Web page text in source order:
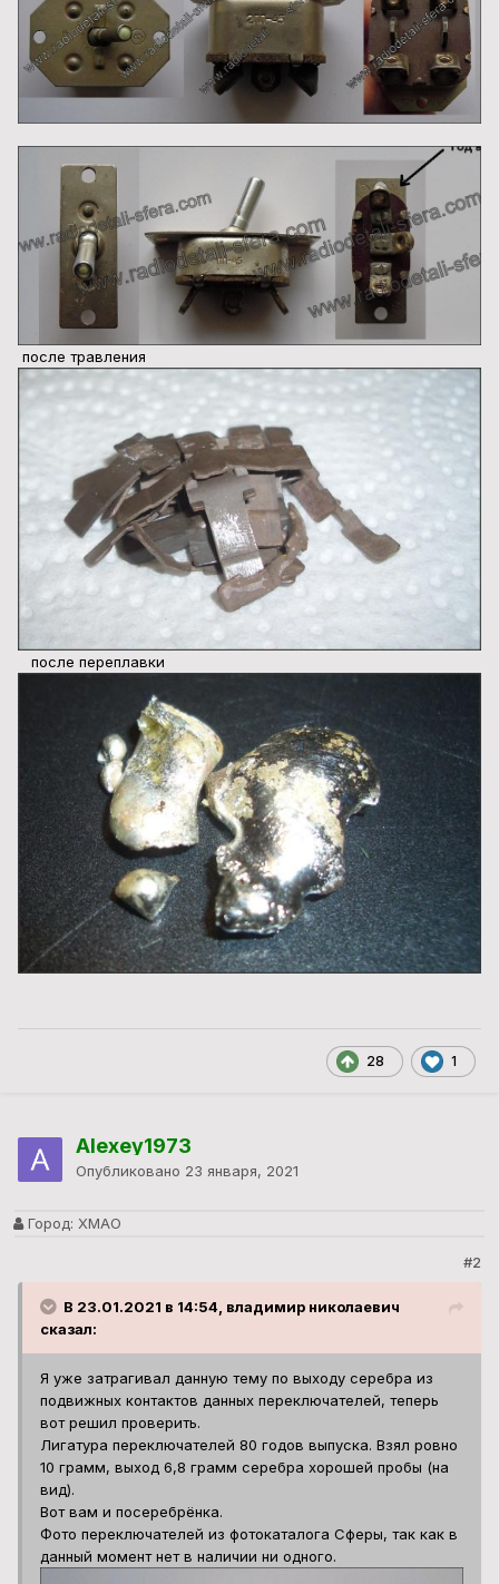
после травления
после переплавки
28 1
Alexey1973
Опубликовано 23 января, 2021
Город: ХМАО
#2
В 23.01.2021 в 14:54, владимир николаевич
сказал:
Я уже затрагивал данную тему по выходу серебра из
подвижных контактов данных переключателей, теперь
вот решил проверить.
Лигатура переключателей 80 годов выпуска. Взял ровно
10 грамм, выход 6,8 грамм серебра хорошей пробы (на
вид).
Вот вам и посеребрёнка.
Фото переключателей из фотокаталога Сферы, так как в
данный момент нет в наличии ни одного.